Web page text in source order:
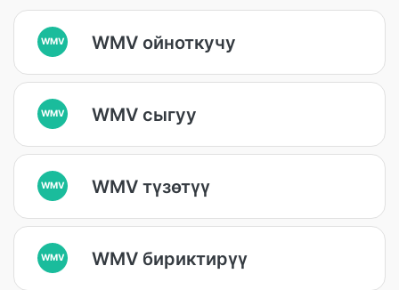
WMV WMV ойноткучу
WMV WMV сыгуу
WMV WMV түзөтүү
WMV WMV бириктирүү